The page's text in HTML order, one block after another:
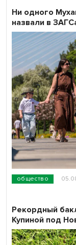
общество
Ни одного
назвали в
Рекордный
Купиной под